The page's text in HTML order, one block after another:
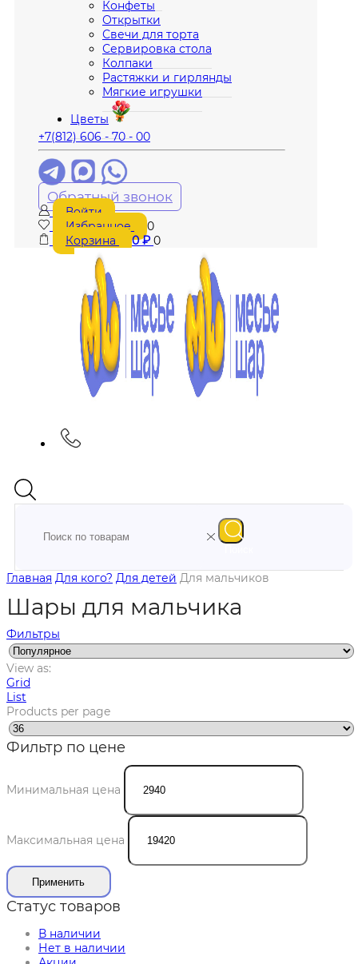
Конфеты
Открытки
Свечи для торта
Сервировка стола
Колпаки
Растяжки и гирлянды
Мягкие игрушки
Цветы
+7(812) 606 - 70 - 00
Обратный звонок
Войти
Избранное
0
Корзина
0₽ 0
Главная Для кого? Для детей Для мальчиков
Шары для мальчика
Фильтры
View as:
Grid
List
Products per page
Фильтр по цене
Минимальная цена
Максимальная цена
Применить
Статус товаров
В наличии
Нет в наличии